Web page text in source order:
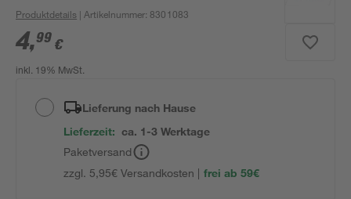
Produktdetails | Artikelnummer: 8301083
4,99 €
inkl. 19% MwSt.
Lieferung nach Hause
Lieferzeit: ca. 1-3 Werktage
Paketversand
zzgl. 5,95€ Versandkosten | frei ab 59€